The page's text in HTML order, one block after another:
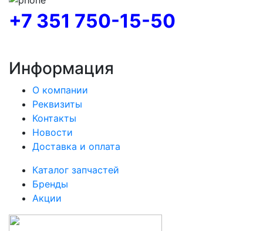
+7 351 750-15-50
Информация
О компании
Реквизиты
Контакты
Новости
Доставка и оплата
Каталог запчастей
Бренды
Акции